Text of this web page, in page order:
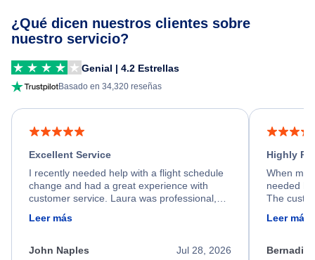
¿Qué dicen nuestros clientes sobre
nuestro servicio?
Genial | 4.2 Estrellas
Basado en 34,320 reseñas
Excellent Service
I recently needed help with a flight schedule
change and had a great experience with
customer service. Laura was professional,
friendly, and very helpful throughout the
process. She quickly found a solution and
appreciate her excellent service.
Leer más
Jul 28, 2026
John Naples
Highly
When my
needed
The
calm,
Leer más